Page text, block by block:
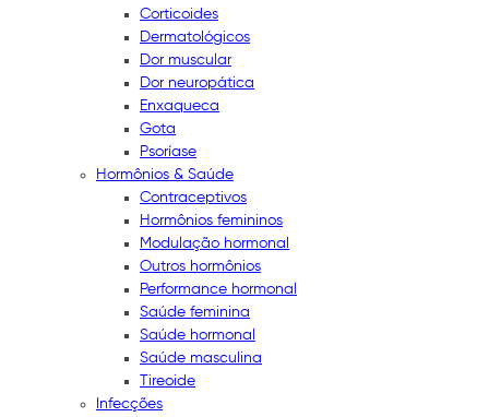
Corticoides
Dermatológicos
Dor muscular
Dor neuropática
Enxaqueca
Gota
Psoríase
Hormônios & Saúde
Contraceptivos
Hormônios femininos
Modulação hormonal
Outros hormônios
Performance hormonal
Saúde feminina
Saúde hormonal
Saúde masculina
Tireoide
Infecções